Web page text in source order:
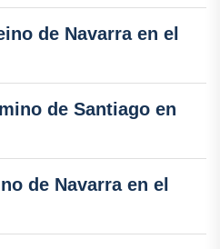
de Navarra en el
de Santiago en
de Navarra en el